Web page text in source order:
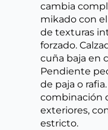
cambia
mikado con
de texturas
forzado.
cuña baja en
Pendiente
de paja o
combinación
exteriores,
estricto.